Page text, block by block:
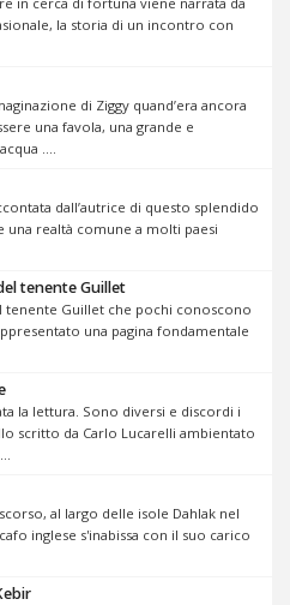
la storia di un incontro con
di Ziggy quand’era ancora
una favola, una grande e
....
dall’autrice di questo splendido
una realtà comune a molti paesi
tenente Guillet
tenente Guillet che pochi conoscono
una pagina fondamentale
la lettura. Sono diversi e discordi i
scritto da Carlo Lucarelli ambientato
al largo delle isole Dahlak nel
inglese s'inabissa con il suo carico